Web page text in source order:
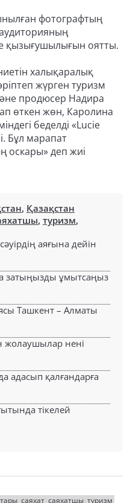
фотографтың
қызығушылығын оятты.
халықаралық
жүрген туризм
продюсер Надира
өткен жөн, Каролина
беделді «Lucie
Бұл марапат
оскары» деп жиі
, Қазақстан
, туризм,
аяғына дейін
затыңызды ұмытсаңыз
Ташкент – Алматы
жолаушылар нені
адасып қалғандарға
тікелей
саяхат саяхатшы туризм